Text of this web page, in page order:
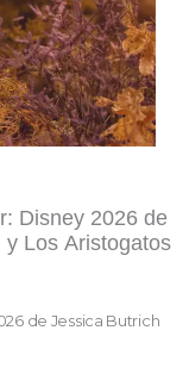
Disney 2026 de
Los Aristogatos
de Jessica Butrich